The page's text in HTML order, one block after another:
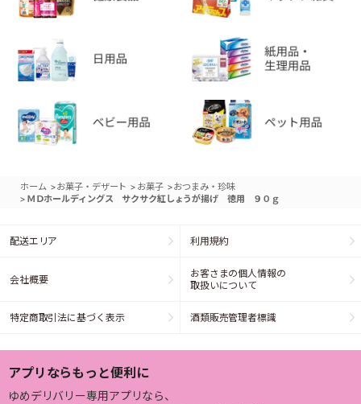
ホーム >お菓子・デザート > お菓子 >おつまみ・珍味
> ＭＤホールディングス サクサク紅しょうが揚げ 徳用 ９０ｇ
配送エリア 利用規約
会社概要
お客さまの個人情報の
取扱いについて
特定商取引法に基づく表示 酒類販売管理者標識
アプリならもっと便利に
ゆめデリバリー専用アプリなら、